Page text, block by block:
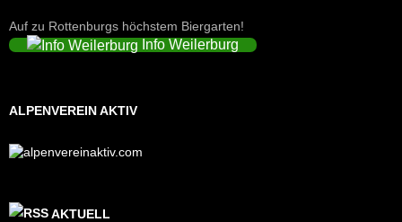
Auf zu Rottenburgs höchstem Biergarten!
Info Weilerburg
ALPENVEREIN AKTIV
AKTUELL